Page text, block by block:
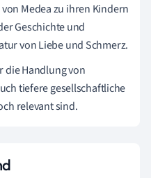
Medea zu ihren Kindern
Geschichte und
von Liebe und Schmerz.
die Handlung von
tiefere gesellschaftliche
relevant sind.